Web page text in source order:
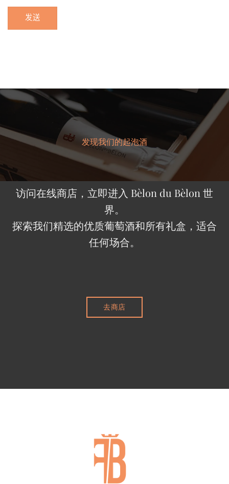
发现我们的起泡酒
访问在线商店，立即进入 Bèlon du Bèlon 世
界。
探索我们精选的优质葡萄酒和所有礼盒，适合
任何场合。
去商店